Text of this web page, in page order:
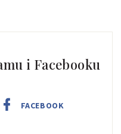
i Facebooku
FACEBOOK